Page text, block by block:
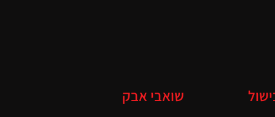
שואבי אבק